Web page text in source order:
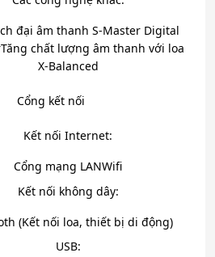
đại âm thanh S-Master Digital
Tăng chất lượng âm thanh với loa
X-Balanced
Cổng kết nối
Kết nối Internet:
Cổng mạng LANWifi
Kết nối không dây:
(Kết nối loa, thiết bị di động)
USB: